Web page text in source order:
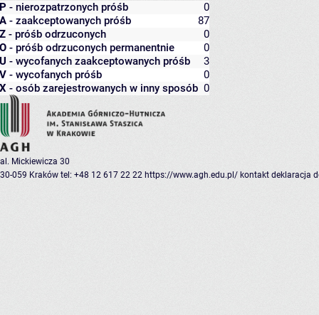
P - nierozpatrzonych próśb
0
A - zaakceptowanych próśb
87
Z - próśb odrzuconych
0
O - próśb odrzuconych permanentnie
0
U - wycofanych zaakceptowanych próśb
3
V - wycofanych próśb
0
X - osób zarejestrowanych w inny sposób 0
al. Mickiewicza 30
30-059 Kraków tel: +48 12 617 22 22 https://www.agh.edu.pl/ kontakt deklaracja